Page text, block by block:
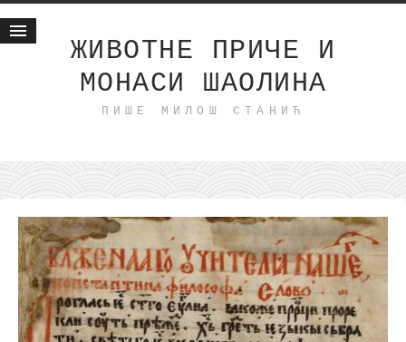
ЖИВОТНЕ ПРИЧЕ И
МОНАСИ ШАОЛИНА
ПИШЕ МИЛОШ СТАНИЋ
Животне приче
интернет пословање
исхраном до здравља
мој хаику
моменти и места
бонус садржај
светлопис